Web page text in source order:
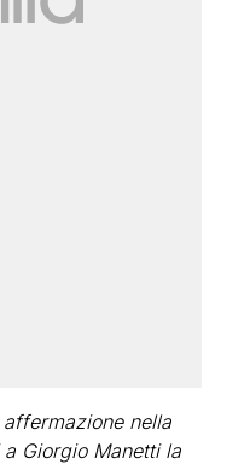
nella
Giorgio Manetti la